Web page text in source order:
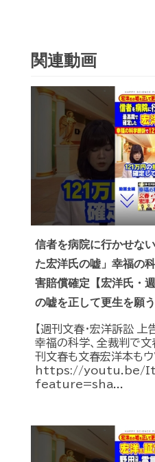
関連動画
信者を病院に行かせな
た宏洋氏の嘘」幸福の
害賠償確定【宏洋氏・
の嘘を正して更生を願
【週刊文春・宏洋訴訟 上
幸福の科学、全裁判で文
刊文春も文春宏洋本もウ
https://youtu.be/
feature=sha...